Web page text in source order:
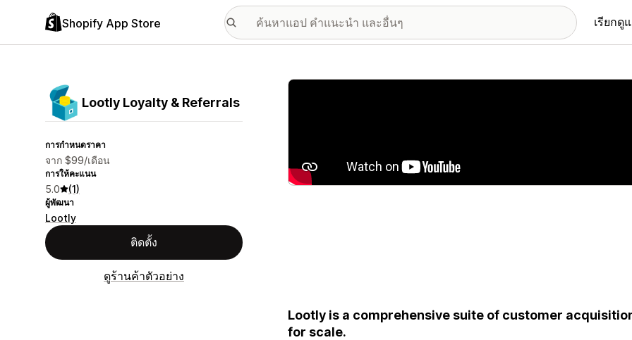
Shopify App Store เรียกดู
Lootly Loyalty & Referrals
การกำหนดราคา
จาก $99/เดือน
การให้คะแนน
5.0 (1)
ผู้พัฒนา
Lootly
ติดตั้ง
ดูร้านค้าตัวอย่าง
แกลเลอรีรูปภาพที่แสดง
Lootly is a comprehensive suite of customer
for scale.